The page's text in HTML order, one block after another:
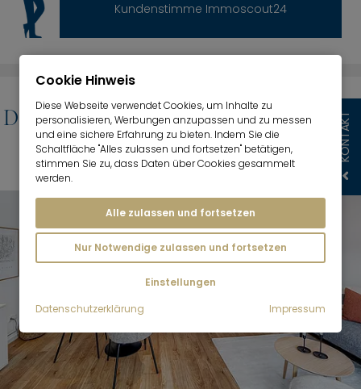
Kundenstimme Immoscout24
Die schönsten möblierten Wohnungen in
München
KONTAKT
Cookie Hinweis
Diese Webseite verwendet Cookies, um Inhalte zu
personalisieren, Werbungen anzupassen und zu messen
und eine sichere Erfahrung zu bieten. Indem Sie die
Schaltfläche "Alles zulassen und fortsetzen" betätigen,
stimmen Sie zu, dass Daten über Cookies gesammelt
werden.
Alle zulassen und fortsetzen
Nur Notwendige zulassen und fortsetzen
Einstellungen
Datenschutzerklärung
Impressum